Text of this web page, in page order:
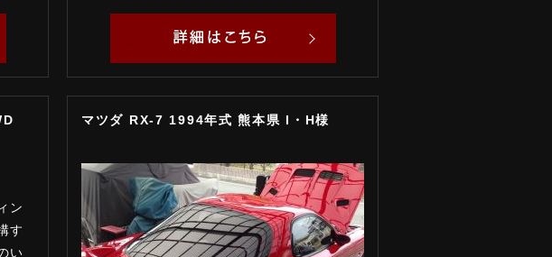
ン
す
い
マツダ RX-7 1994年式 熊本県 I・H様